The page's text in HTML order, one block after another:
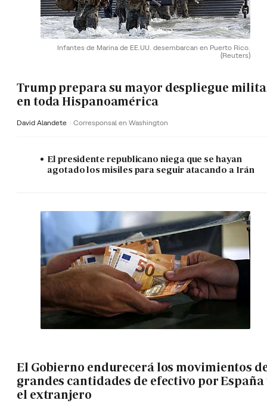
Infantes de Marina de EE.UU. desembarcan en Puerto Rico.
(Reuters)
Trump prepara su mayor despliegue
en toda Hispanoamérica
David Alandete Corresponsal en Washington
El presidente republicano niega que se hayan
agotado los misiles para seguir atacando a Irán
El Gobierno endurecerá los movimientos
grandes cantidades de efectivo por España
el extranjero